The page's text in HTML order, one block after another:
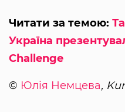
Читати за темою:
Україна
Challenge
© Юлія Немцева,